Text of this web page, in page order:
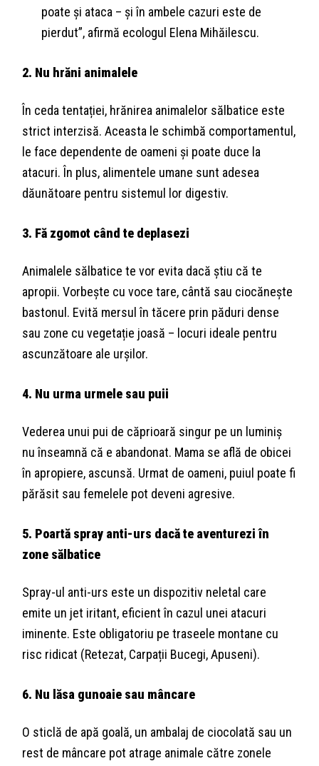
poate și ataca – și în ambele cazuri este de
pierdut”, afirmă ecologul Elena Mihăilescu.
2. Nu hrăni animalele
În ceda tentației, hrănirea animalelor sălbatice este
strict interzisă. Aceasta le schimbă comportamentul,
le face dependente de oameni și poate duce la
atacuri. În plus, alimentele umane sunt adesea
dăunătoare pentru sistemul lor digestiv.
3. Fă zgomot când te deplasezi
Animalele sălbatice te vor evita dacă știu că te
apropii. Vorbește cu voce tare, cântă sau ciocănește
bastonul. Evită mersul în tăcere prin păduri dense
sau zone cu vegetație joasă – locuri ideale pentru
ascunzătoare ale urșilor.
4. Nu urma urmele sau puii
Vederea unui pui de căprioară singur pe un luminiș
nu înseamnă că e abandonat. Mama se află de obicei
în apropiere, ascunsă. Urmat de oameni, puiul poate fi
părăsit sau femelele pot deveni agresive.
5. Poartă spray anti-urs dacă te aventurezi în
zone sălbatice
Spray-ul anti-urs este un dispozitiv neletal care
emite un jet iritant, eficient în cazul unei atacuri
iminente. Este obligatoriu pe traseele montane cu
risc ridicat (Retezat, Carpații Bucegi, Apuseni).
6. Nu lăsa gunoaie sau mâncare
O sticlă de apă goală, un ambalaj de ciocolată sau un
rest de mâncare pot atrage animale către zonele